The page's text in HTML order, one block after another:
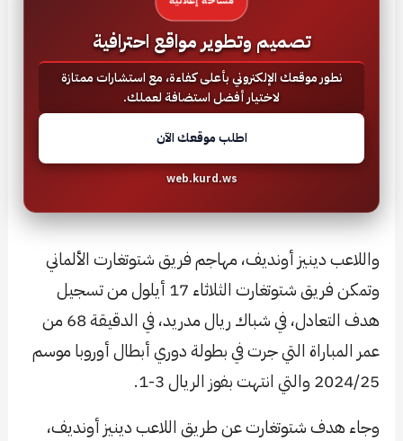
تصميم وتطوير مواقع احترافية
نطور موقعك الإلكتروني بأعلى كفاءة، مع استشارات ممتازة
لاختيار أفضل استضافة لعملك.
اطلب موقعك الآن
web.kurd.ws
واللاعب دينيز أونديف، مهاجم فريق شتوتغارت الألماني
وتمكن فريق شتوتغارت الثلاثاء 17 أيلول من تسجيل
هدف التعادل، في شباك ريال مدريد، في الدقيقة 68 من
عمر المباراة التي جرت في بطولة دوري أبطال أوروبا موسم
2024/25 والتي انتهت بفوز الريال 3-1.
وجاء هدف شتوتغارت عن طريق اللاعب دينيز أونديف،